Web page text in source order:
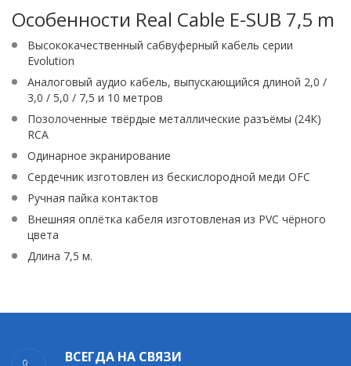
Особенности Real Cable E-SUB 7,5 m
Высококачественный сабвуферный кабель серии
Evolution
Аналоговый аудио кабель, выпускающийся длиной 2,0 /
3,0 / 5,0 / 7,5 и 10 метров
Позолоченные твёрдые металлические разъёмы (24К)
RCA
Одинарное экранирование
Сердечник изготовлен из бескислородной меди OFC
Ручная пайка контактов
Внешняя оплётка кабеля изготовленая из PVC чёрного
цвета
Длина 7,5 м.
ВСЕГДА НА СВЯЗИ